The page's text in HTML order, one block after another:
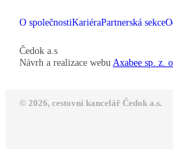
O společnostiKariéraPartnerská sekce
Čedok a.s
Návrh a realizace webu Axabee sp. z.
© 2026, cestovní kancelář Čedok a.s.